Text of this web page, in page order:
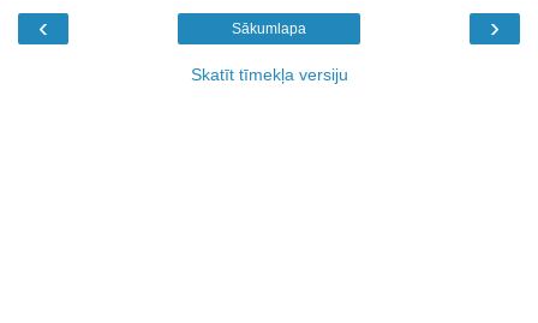
‹ ›
Sākumlapa
Skatīt tīmekļa versiju